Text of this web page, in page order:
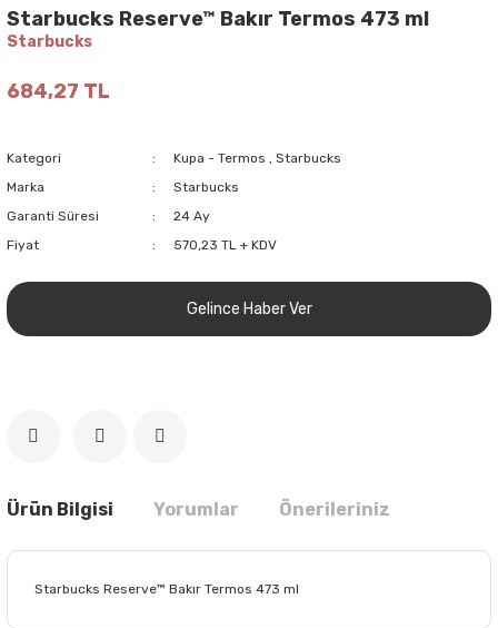
Starbucks Reserve™ Bakır Termos 473 ml
Starbucks
684,27 TL
Kategori Kupa - Termos , Starbucks
Marka
Starbucks
Garanti Süresi
24 Ay
Fiyat
570,23 TL + KDV
Gelince Haber Ver
Ürün Bilgisi Yorumlar Önerileriniz
Starbucks Reserve™ Bakır Termos 473 ml